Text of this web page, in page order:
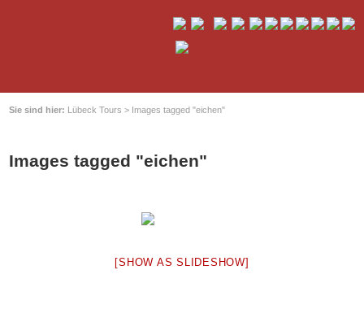
Sie sind hier: Lübeck Tours > Images tagged "eichen"
Images tagged "eichen"
[SHOW AS SLIDESHOW]